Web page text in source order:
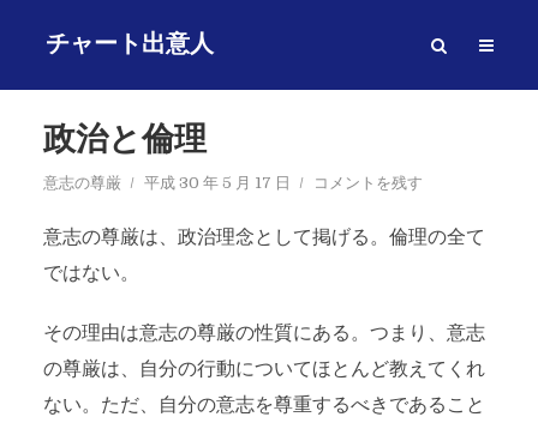
チャート出意人
政治と倫理
意志の尊厳 平成 30 年 5 月 17 日 コメントを残す
意志の尊厳は、政治理念として掲げる。倫理の全て
ではない。
その理由は意志の尊厳の性質にある。つまり、意志
の尊厳は、自分の行動についてほとんど教えてくれ
ない。ただ、自分の意志を尊重するべきであること